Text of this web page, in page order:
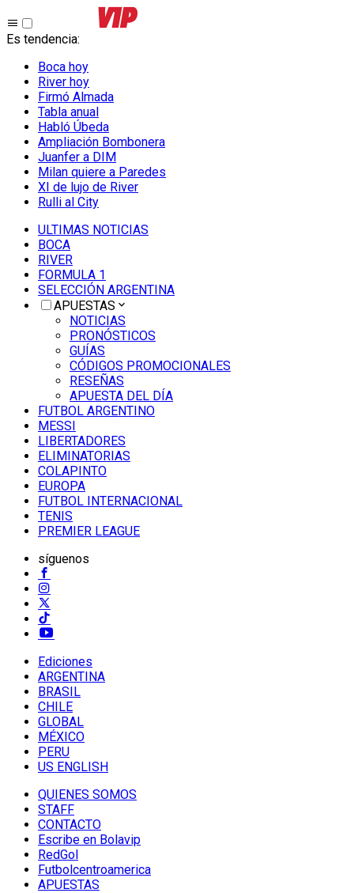
Es tendencia:
Boca hoy
River hoy
Firmó Almada
Tabla anual
Habló Úbeda
Ampliación Bombonera
Juanfer a DIM
Milan quiere a Paredes
XI de lujo de River
Rulli al City
ULTIMAS NOTICIAS
BOCA
RIVER
FORMULA 1
SELECCIÓN ARGENTINA
APUESTAS
NOTICIAS
PRONÓSTICOS
GUÍAS
CÓDIGOS PROMOCIONALES
RESEÑAS
APUESTA DEL DÍA
FUTBOL ARGENTINO
MESSI
LIBERTADORES
ELIMINATORIAS
COLAPINTO
EUROPA
FUTBOL INTERNACIONAL
TENIS
PREMIER LEAGUE
síguenos
Ediciones
ARGENTINA
BRASIL
CHILE
GLOBAL
MÉXICO
PERU
US ENGLISH
QUIENES SOMOS
STAFF
CONTACTO
Escribe en Bolavip
RedGol
Futbolcentroamerica
APUESTAS